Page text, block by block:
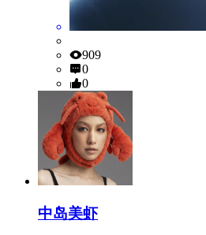
909
0
0
中岛美虾